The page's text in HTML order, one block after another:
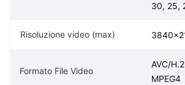
30, 25,
Risoluzione video (max)
Formato File Video
AVC/
MPEG4